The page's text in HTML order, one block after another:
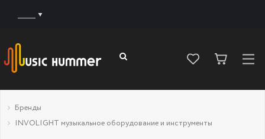
Бренды
INVOLIGHT музыкальное оборудование и инструменты